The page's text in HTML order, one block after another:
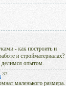
- как построить и
и стройматериалах?
опытом.
37
маленького размера.